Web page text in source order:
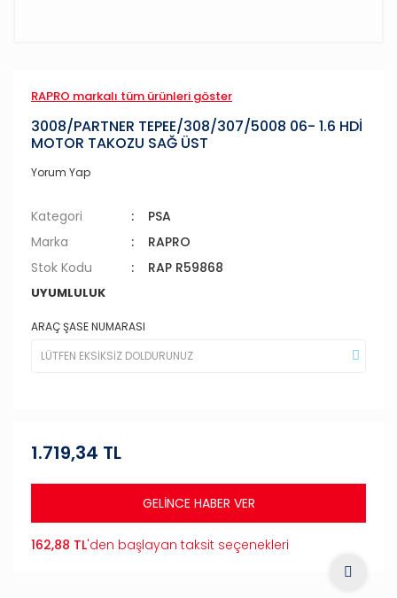
RAPRO markalı tüm ürünleri göster
3008/PARTNER TEPEE/308/307/5008 06- 1.6 HDİ
MOTOR TAKOZU SAĞ ÜST
Yorum Yap
Kategori
PSA
Marka
RAPRO
Stok Kodu
RAP R59868
UYUMLULUK
ARAÇ ŞASE NUMARASI
1.719,34 TL
GELİNCE HABER VER
162,88 TL'den başlayan taksit seçenekleri